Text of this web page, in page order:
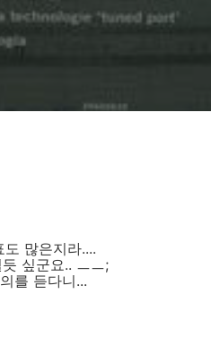
많은지라....
싶군요.. ㅡㅡ;
를 듣다니...